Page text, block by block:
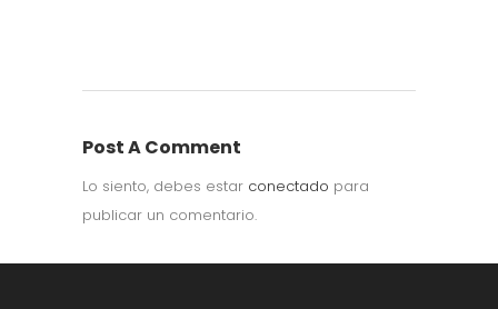
Post A Comment
Lo siento, debes estar conectado para
publicar un comentario.